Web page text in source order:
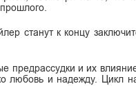
станут к концу
и их
любовь и надежду. Цикл